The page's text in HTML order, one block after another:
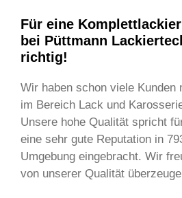
Für eine
bei Püttmann
richtig!
Wir haben schon viele Kunden
im Bereich Lack und
Unsere hohe Qualität spricht
eine sehr gute Reputation in
Umgebung eingebracht. Wir
von unserer Qualität